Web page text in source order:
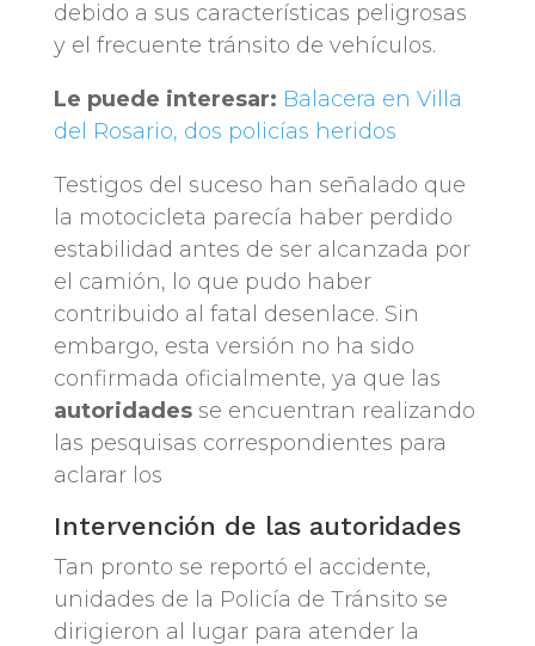
debido a sus características peligrosas
y el frecuente tránsito de vehículos.
Le puede interesar: Balacera en Villa
del Rosario, dos policías heridos
Testigos del suceso han señalado que
la motocicleta parecía haber perdido
estabilidad antes de ser alcanzada por
el camión, lo que pudo haber
contribuido al fatal desenlace. Sin
embargo, esta versión no ha sido
confirmada oficialmente, ya que las
autoridadesse encuentran realizando
las pesquisas correspondientes para
aclarar los
Intervención de las autoridades
Tan pronto se reportó el accidente,
unidades de la Policía de Tránsito se
dirigieron al lugar para atender la